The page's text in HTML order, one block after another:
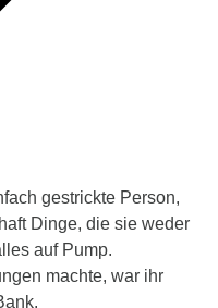
gestrickte Person,
Dinge, die sie weder
auf Pump.
machte, war ihr